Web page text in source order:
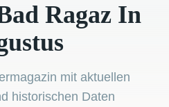
Ragaz In
mit aktuellen
historischen Daten